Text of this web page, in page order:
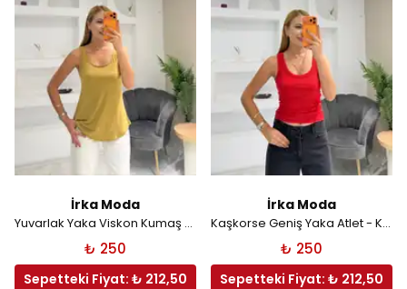
İrka Moda
Yuvarlak Yaka Viskon Kumaş Atlet - Olive
₺ 250
Sepetteki Fiyat: ₺ 212,50
İrka Moda
Kaşkorse Geniş Yaka Atlet - Kırmızı
₺ 250
Sepetteki Fiyat: ₺ 212,50